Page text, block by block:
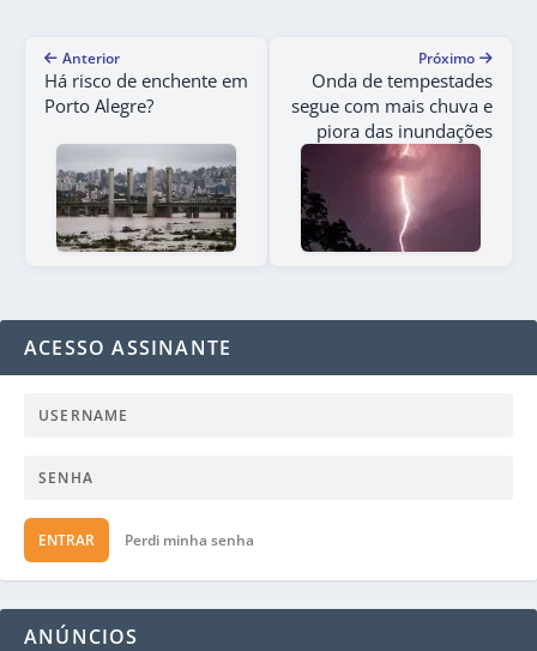
Anterior
Há risco de enchente em
Porto Alegre?
Próximo
Onda de tempestades
segue com mais chuva e
piora das inundações
ACESSO ASSINANTE
ENTRAR Perdi minha senha
ANÚNCIOS